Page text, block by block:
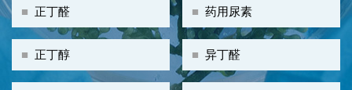
■药用尿素
■ 正丁醛
■异丁醛
■ 正丁醇